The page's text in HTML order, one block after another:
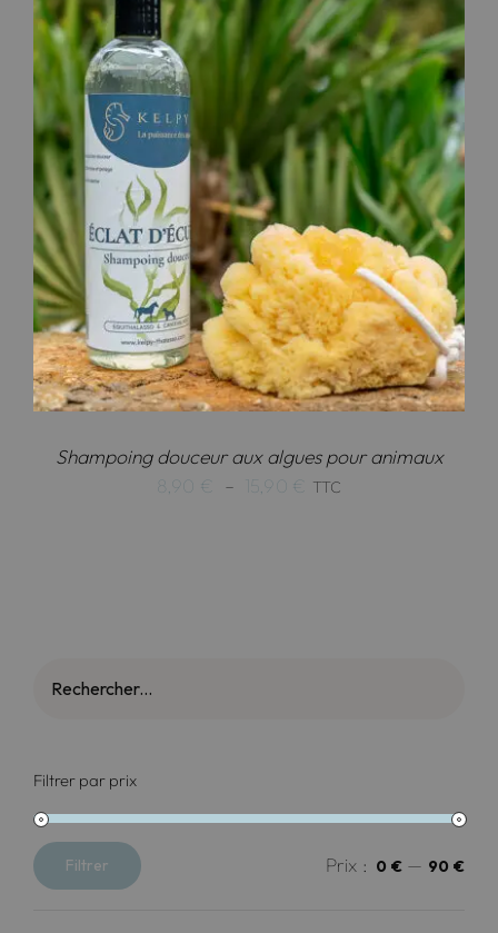
Shampoing douceur aux algues pour animaux
8,90 € – 15,90 €
Plage
TTC
Filtrer par prix
Prix
Prix
Filtrer Prix : 0 € — 90 €